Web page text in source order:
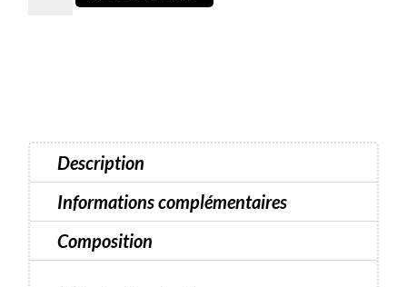
Luna
Color
-
8
ml
Description
Informations complémentaires
Composition